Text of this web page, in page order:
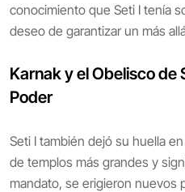
conocimiento que Seti I tenía
deseo de garantizar un más
Karnak y el Obelisco de
Poder
Seti I también dejó su huella
de templos más grandes y
mandato, se erigieron nuevos